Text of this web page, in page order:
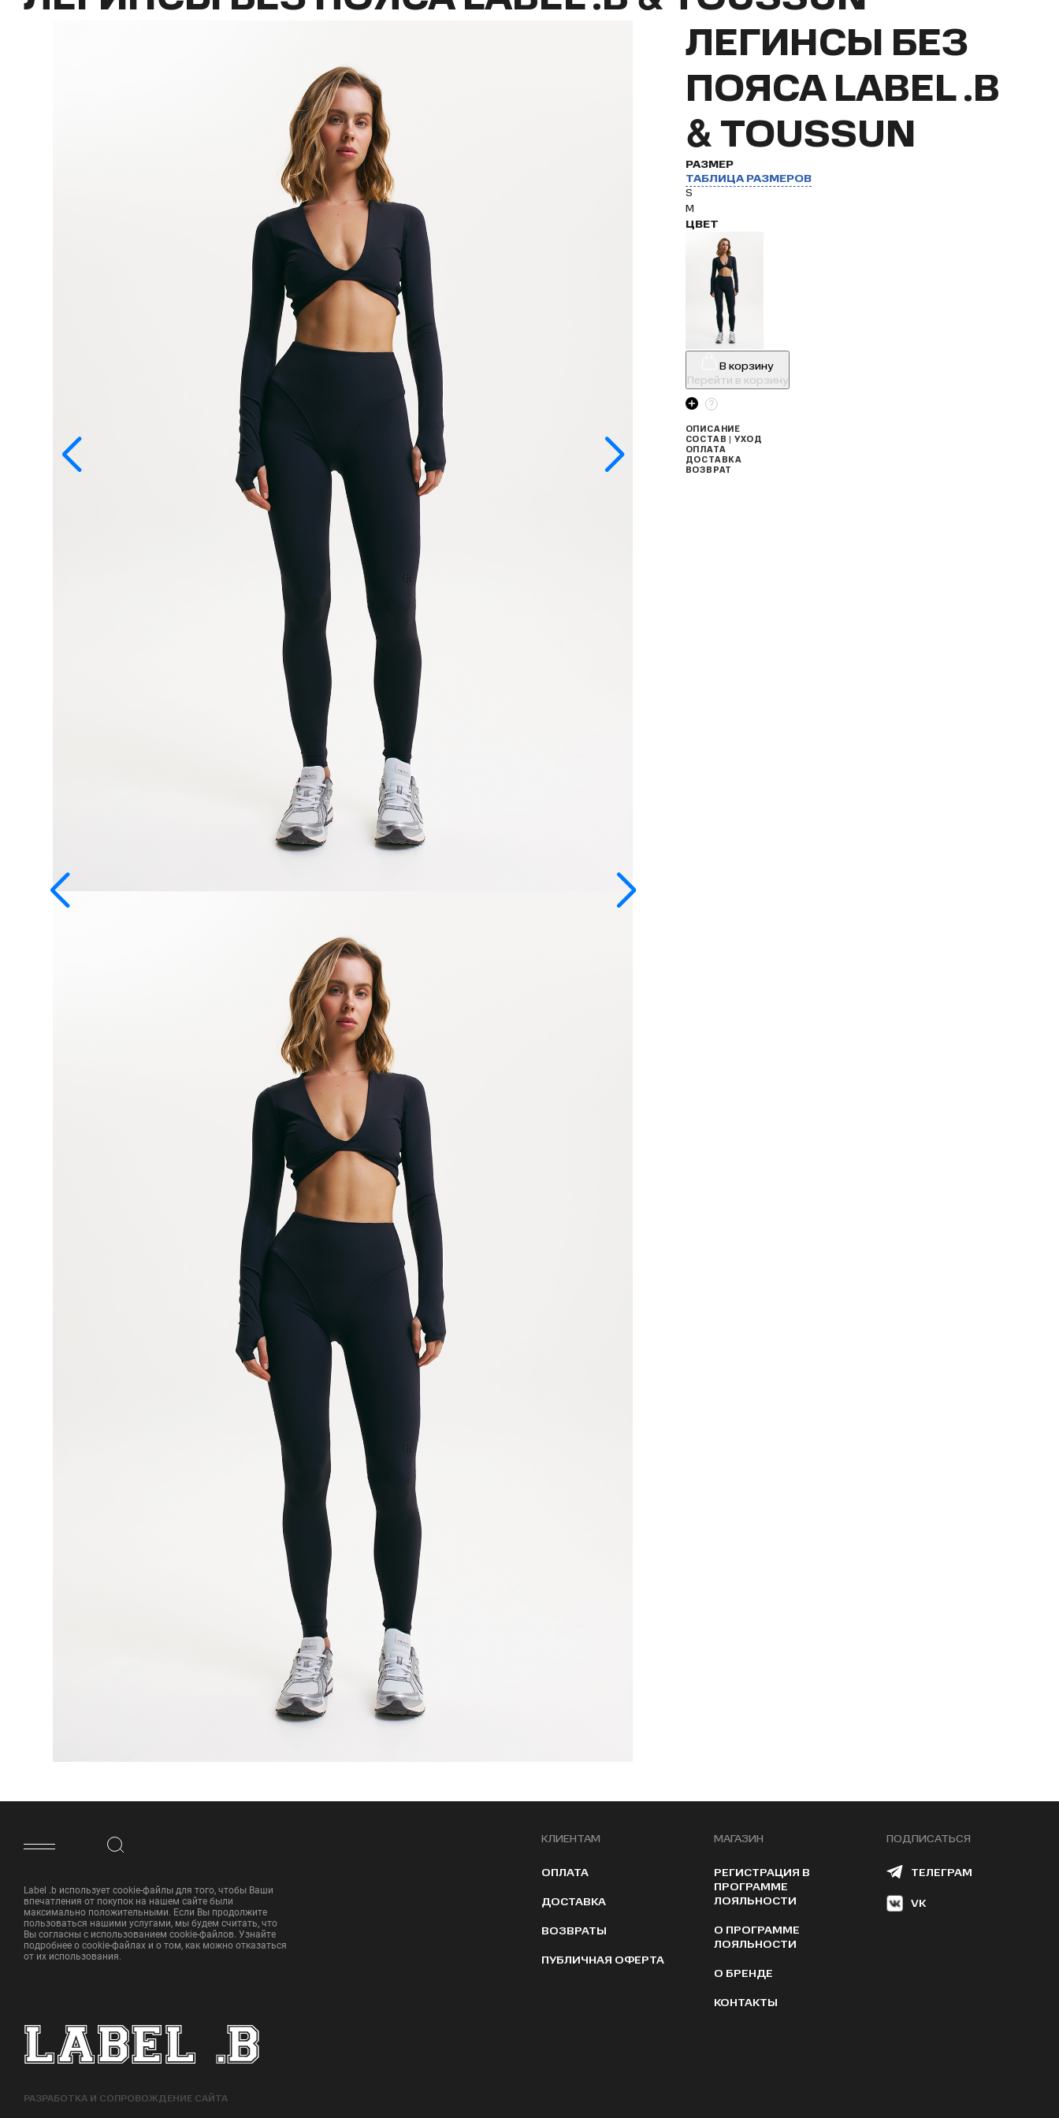
ЛЕГИНСЫ БЕЗ
ПОЯСА LABEL .B
& TOUSSUN
РАЗМЕР
ТАБЛИЦА РАЗМЕРОВ
S
M
ЦВЕТ
В корзину
Перейти в корзину
ОПИСАНИЕ
СОСТАВ | УХОД
ОПЛАТА
ДОСТАВКА
ВОЗВРАТ
ФУТЕР САЙТА
Label .b использует cookie-файлы для того, чтобы Ваши
впечатления от покупок на нашем сайте были
максимально положительными. Если Вы продолжите
пользоваться нашими услугами, мы будем считать, что
Вы согласны с использованием cookie-файлов. Узнайте
подробнее о cookie-файлах и о том, как можно отказаться
от их использования.
РАЗРАБОТКА И СОПРОВОЖДЕНИЕ САЙТА
КЛИЕНТАМ
ОПЛАТА
ДОСТАВКА
ВОЗВРАТЫ
ПУБЛИЧНАЯ ОФЕРТА
МАГАЗИН
РЕГИСТРАЦИЯ В
ПРОГРАММЕ
ЛОЯЛЬНОСТИ
О ПРОГРАММЕ
ЛОЯЛЬНОСТИ
О БРЕНДЕ
КОНТАКТЫ
ПОДПИСАТЬСЯ
ТЕЛЕГРАМ
VK